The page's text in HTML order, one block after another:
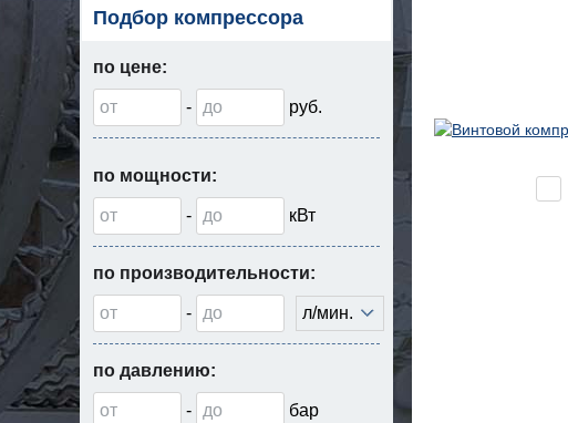
Подбор компрессора
по цене:
- руб.
по мощности:
- кВт
по производительности:
- л/мин.
по давлению:
- бар